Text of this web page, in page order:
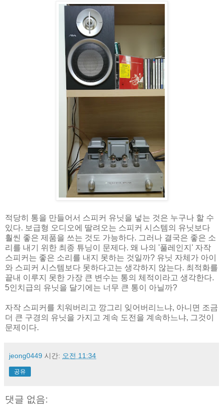
적당히 통을 만들어서 스피커 유닛을 넣는 것은 누구나 할 수
있다. 보급형 오디오에 딸려오는 스피커 시스템의 유닛보다
훨씬 좋은 제품을 쓰는 것도 가능하다. 그러나 결국은 좋은 소
리를 내기 위한 최종 튜닝이 문제다. 왜 나의 '풀레인지' 자작
스피커는 좋은 소리를 내지 못하는 것일까? 유닛 자체가 아이
와 스피커 시스템보다 못하다고는 생각하지 않는다. 최적화를
끝내 이루지 못한 가장 큰 변수는 통의 체적이라고 생각한다.
5인치급의 유닛을 달기에는 너무 큰 통이 아닐까?
자작 스피커를 치워버리고 깡그리 잊어버리느냐, 아니면 조금
더 큰 구경의 유닛을 가지고 계속 도전을 계속하느냐, 그것이
문제이다.
jeong0449 시간: 오전 11:34
공유
댓글 없음: